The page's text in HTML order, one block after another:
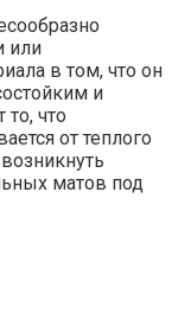
или
в том, что он
и
что
от теплого
матов под